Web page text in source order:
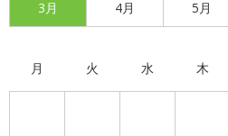
3月 4月 5月
月 火 水 木